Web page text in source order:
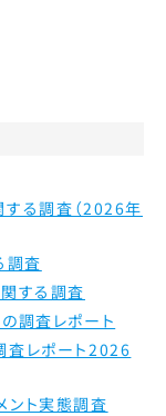
する調査（2026年
調査
する調査
調査レポート
査レポート2026
ント実態調査